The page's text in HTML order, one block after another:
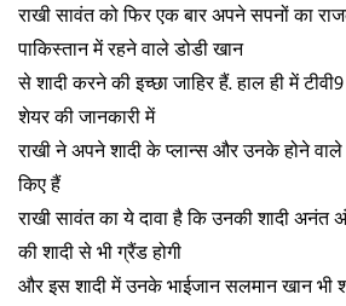
राखी सावंत को फिर एक बार अपने सपनों का
पाकिस्तान में रहने वाले डोडी खान
से शादी करने की इच्छा जाहिर हैं. हाल ही में
शेयर की जानकारी में
राखी ने अपने शादी के प्लान्स और उनके होने
किए हैं
राखी सावंत का ये दावा है कि उनकी शादी अनंत
की शादी से भी ग्रैंड होगी
और इस शादी में उनके भाईजान सलमान खान भी